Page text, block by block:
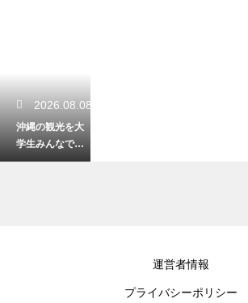
2026.08.08
沖縄の観光を大
学生みんなで楽
しむ！最高の思
運営者情報
プライバシーポリシー